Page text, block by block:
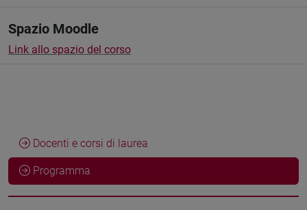
Spazio Moodle
Link allo spazio del corso
Docenti e corsi di laurea
Programma